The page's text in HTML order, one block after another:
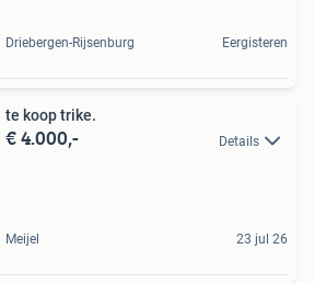
Driebergen-Rijsenburg Eergisteren
te koop trike.
€ 4.000,- Details
Meijel 23 jul 26